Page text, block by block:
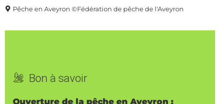
Pêche en Aveyron ©Fédération de pêche de l'Aveyron
Bon à savoir
Ouverture de la pêche en Aveyron :